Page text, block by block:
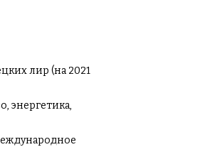
лир (на 2021
энергетика,